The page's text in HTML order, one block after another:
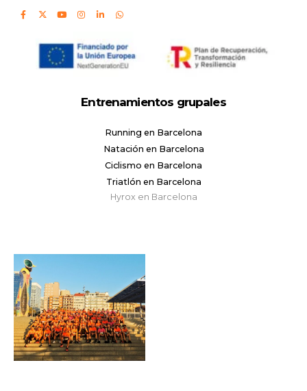
Entrenamientos grupales
Running en Barcelona
Natación en Barcelona
Ciclismo en Barcelona
Triatlón en Barcelona
Hyrox en Barcelona